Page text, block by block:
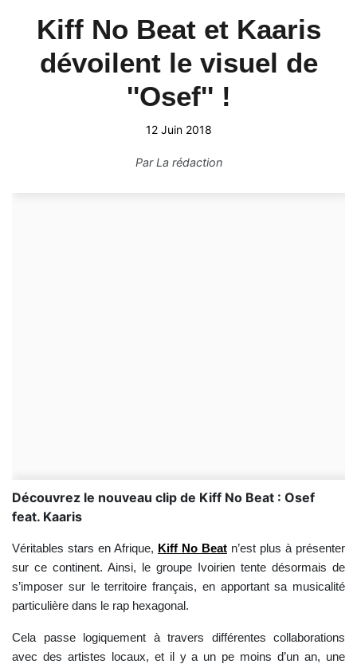
Kiff No Beat et Kaaris
dévoilent le visuel de
''Osef'' !
12 Juin 2018
ParLa rédaction
Découvrez le nouveau clip de Kiff No Beat : Osef
feat. Kaaris
Véritables stars en Afrique, Kiff No Beat n’est plus à présenter
sur ce continent. Ainsi, le groupe Ivoirien tente désormais de
s’imposer sur le territoire français, en apportant sa musicalité
particulière dans le rap hexagonal.
Cela passe logiquement à travers différentes collaborations
avec des artistes locaux, et il y a un pe moins d’un an, une